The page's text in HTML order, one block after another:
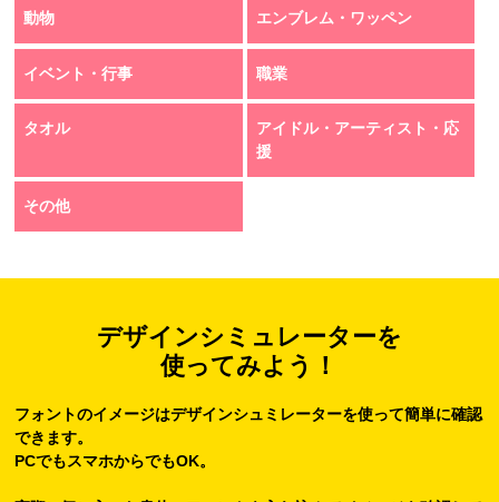
動物 エンブレム・ワッペン
イベント・行事 職業
タオル
アイドル・アーティスト・応
援
その他
デザインシミュレーターを
使ってみよう！
フォントのイメージはデザインシュミレーターを使って簡単に確認
できます。
PCでもスマホからでもOK。